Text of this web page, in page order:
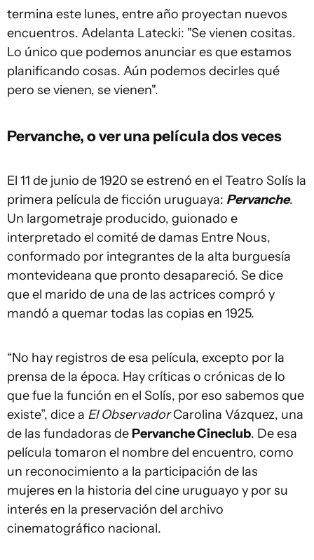
termina este lunes, entre año proyectan nuevos
encuentros. Adelanta Latecki: "Se vienen cositas.
Lo único que podemos anunciar es que estamos
planificando cosas. Aún podemos decirles qué
pero se vienen, se vienen".
Pervanche, o ver una película dos veces
El 11 de junio de 1920 se estrenó en el Teatro Solís la
primera película de ficción uruguaya: Pervanche.
Un largometraje producido, guionado e
interpretado el comité de damas Entre Nous,
conformado por integrantes de la alta burguesía
montevideana que pronto desapareció. Se dice
que el marido de una de las actrices compró y
mandó a quemar todas las copias en 1925.
“No hay registros de esa película, excepto por la
prensa de la época. Hay críticas o crónicas de lo
que fue la función en el Solís, por eso sabemos que
existe”, dice a El ObservadorCarolina Vázquez, una
de las fundadoras de Pervanche Cineclub. De esa
película tomaron el nombre del encuentro, como
un reconocimiento a la participación de las
mujeres en la historia del cine uruguayo y por su
interés en la preservación del archivo
cinematográfico nacional.